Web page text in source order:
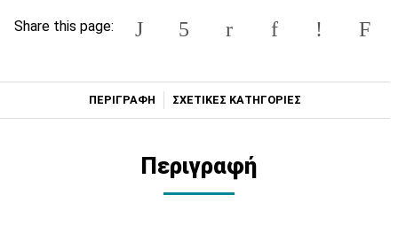
Share this page:
ΠΕΡΙΓΡΑΦΗ ΣΧΕΤΙΚΕΣ ΚΑΤΗΓΟΡΙΕΣ
Περιγραφή